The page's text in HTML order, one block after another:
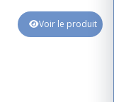
Voir le produit